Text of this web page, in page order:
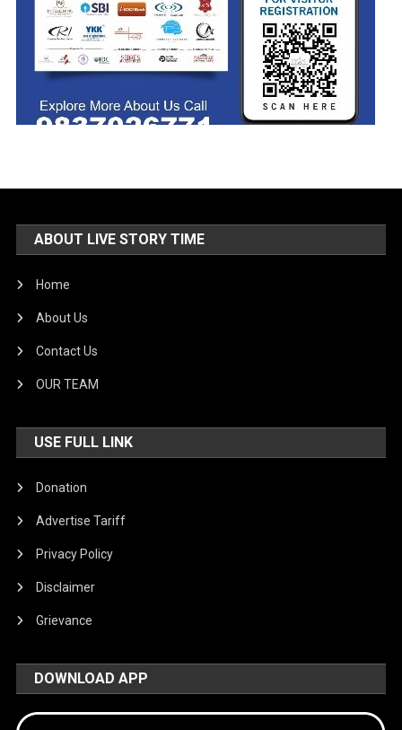
ABOUT LIVE STORY TIME
Home
About Us
Contact Us
OUR TEAM
USE FULL LINK
Donation
Advertise Tariff
Privacy Policy
Disclaimer
Grievance
DOWNLOAD APP